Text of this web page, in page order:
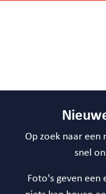
Op zoek naar een
snel
Foto's geven een